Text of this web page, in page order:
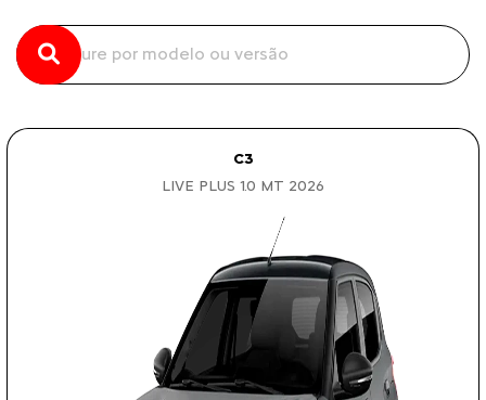
C3
LIVE PLUS 1.0 MT 2026